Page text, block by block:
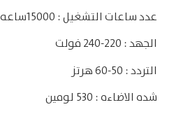
عدد ساعات التشغيل : 15000ساعه
الجهد : 220-240 فولت
التردد : 50-60 هرتز
شده الاضاءه : 530 لومين